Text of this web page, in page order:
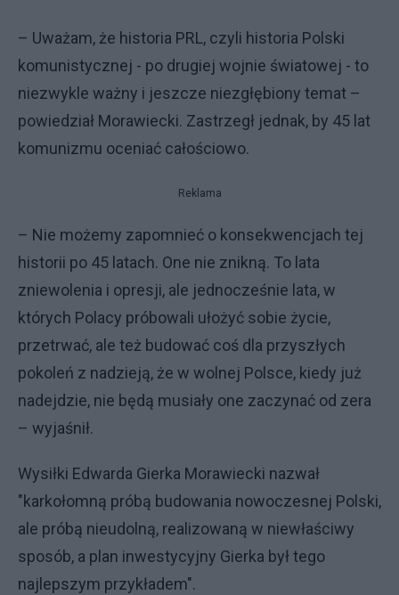
– Uważam, że historia PRL, czyli historia Polski
komunistycznej - po drugiej wojnie światowej - to
niezwykle ważny i jeszcze niezgłębiony temat –
powiedział Morawiecki. Zastrzegł jednak, by 45 lat
komunizmu oceniać całościowo.
Reklama
– Nie możemy zapomnieć o konsekwencjach tej
historii po 45 latach. One nie znikną. To lata
zniewolenia i opresji, ale jednocześnie lata, w
których Polacy próbowali ułożyć sobie życie,
przetrwać, ale też budować coś dla przyszłych
pokoleń z nadzieją, że w wolnej Polsce, kiedy już
nadejdzie, nie będą musiały one zaczynać od zera
– wyjaśnił.
Wysiłki Edwarda Gierka Morawiecki nazwał
"karkołomną próbą budowania nowoczesnej Polski,
ale próbą nieudolną, realizowaną w niewłaściwy
sposób, a plan inwestycyjny Gierka był tego
najlepszym przykładem".